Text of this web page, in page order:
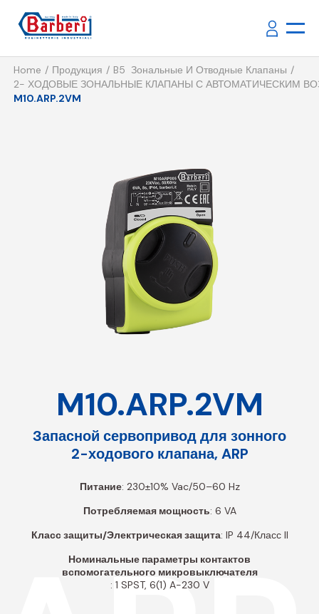
Home Продукция
B5 Зональные И Отводные Клапаны
2- ХОДОВЫЕ ЗОНАЛЬНЫЕ КЛАПАНЫ С АВТОМАТИЧЕСКИМ
M10.ARP.2VM
M10.ARP.2VM
Запасной сервопривод для зонного
2-ходового клапана, ARP
Питание: 230±10% Vac/50–60 Hz
Потребляемая мощность: 6 VA
Класс защиты/Электрическая защита: IP 44/Класс II
Номинальные параметры контактов
вспомогательного микровыключателя
: 1 SPST, 6(1) A-230 V